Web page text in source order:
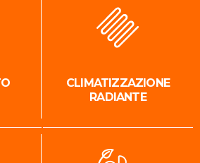
CLIMATIZZAZIONE
RADIANTE